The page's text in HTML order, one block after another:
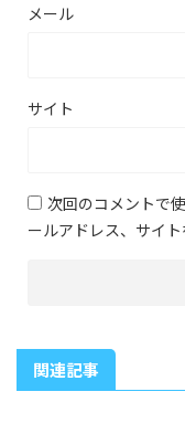
メール
サイト
次回のコメントで
ールアドレス、サイト
関連記事